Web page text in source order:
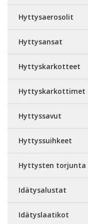
Hyttysaerosolit
Hyttysansat
Hyttyskarkotteet
Hyttyskarkottimet
Hyttyssavut
Hyttyssuihkeet
Hyttysten torjunta
Idätysalustat
Idätyslaatikot